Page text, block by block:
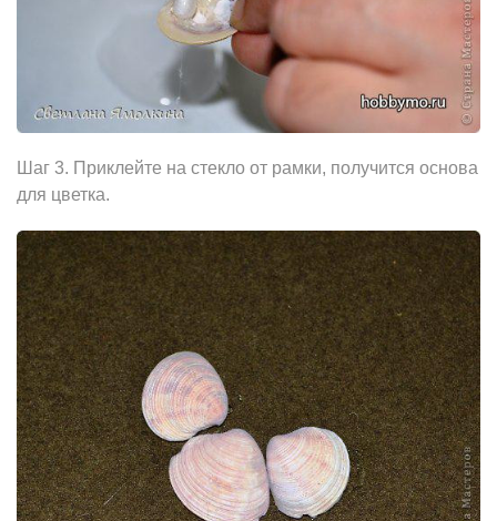
Шаг 3. Приклейте на стекло oт рамки, получится oснова
для цветка.